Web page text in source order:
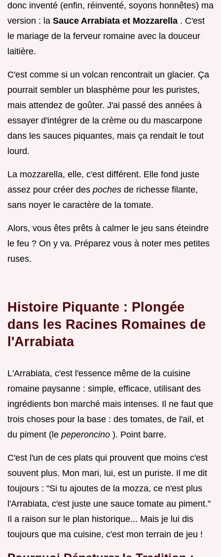
donc inventé (enfin, réinventé, soyons honnêtes) ma
version : la Sauce Arrabiata et Mozzarella . C'est
le mariage de la ferveur romaine avec la douceur
laitière.
C'est comme si un volcan rencontrait un glacier. Ça
pourrait sembler un blasphème pour les puristes,
mais attendez de goûter. J'ai passé des années à
essayer d'intégrer de la crème ou du mascarpone
dans les sauces piquantes, mais ça rendait le tout
lourd.
La mozzarella, elle, c'est différent. Elle fond juste
assez pour créer des poches de richesse filante,
sans noyer le caractère de la tomate.
Alors, vous êtes prêts à calmer le jeu sans éteindre
le feu ? On y va. Préparez vous à noter mes petites
ruses.
Histoire Piquante : Plongée
dans les Racines Romaines de
l'Arrabiata
L'Arrabiata, c'est l'essence même de la cuisine
romaine paysanne : simple, efficace, utilisant des
ingrédients bon marché mais intenses. Il ne faut que
trois choses pour la base : des tomates, de l'ail, et
du piment (le peperoncino ). Point barre.
C'est l'un de ces plats qui prouvent que moins c'est
souvent plus. Mon mari, lui, est un puriste. Il me dit
toujours : "Si tu ajoutes de la mozza, ce n'est plus
l'Arrabiata, c'est juste une sauce tomate au piment."
Il a raison sur le plan historique... Mais je lui dis
toujours que ma cuisine, c'est mon terrain de jeu !